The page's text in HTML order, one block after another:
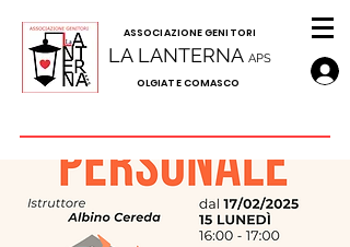
LA LANTERNA APS
ASSOCIAZIONE GENITORI
OLGIATE COMASCO